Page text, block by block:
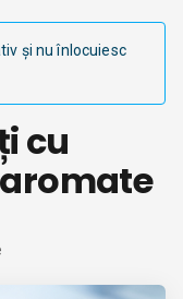
și nu înlocuiesc
cu